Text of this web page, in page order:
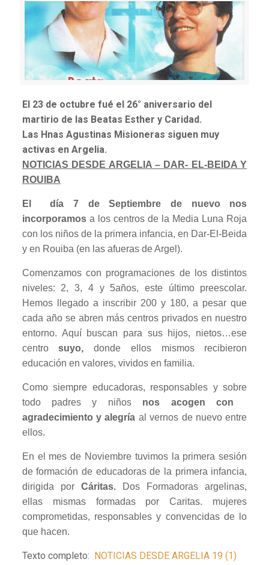
El 23 de octubre fué el 26° aniversario del
martirio de las Beatas Esther y Caridad.
Las Hnas Agustinas Misioneras siguen muy
activas en Argelia.
NOTICIAS DESDE ARGELIA – DAR- EL-BEIDA Y
ROUIBA
El día 7 de Septiembre de nuevo nos
incorporamosa los centros de la Media Luna Roja
con los niños de la primera infancia, en Dar-El-Beida
y en Rouiba (en las afueras de Argel).
Comenzamos con programaciones de los distintos
niveles: 2, 3, 4 y 5años, este último preescolar.
Hemos llegado a inscribir 200 y 180, a pesar que
cada año se abren más centros privados en nuestro
entorno. Aquí buscan para sus hijos, nietos…ese
centrosuyo, donde ellos mismos recibieron
educación en valores, vividos en familia.
Como siempre educadoras, responsables y sobre
todo padres y niños nos acogen con
agradecimiento y alegría al vernos de nuevo entre
ellos.
En el mes de Noviembre tuvimos la primera sesión
de formación de educadoras de la primera infancia,
dirigida por Cáritas.
Dos Formadoras argelinas,
ellas mismas formadas por Caritas. mujeres
comprometidas, responsables y convencidas de lo
que hacen.
Texto completo: NOTICIAS DESDE ARGELIA 19 (1)